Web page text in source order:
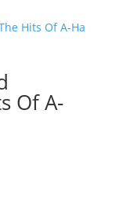
Of A-